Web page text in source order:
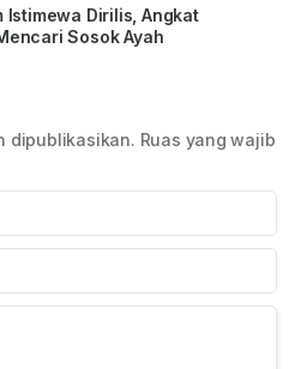
Istimewa Dirilis, Angkat
Sosok Ayah
dipublikasikan. Ruas yang wajib